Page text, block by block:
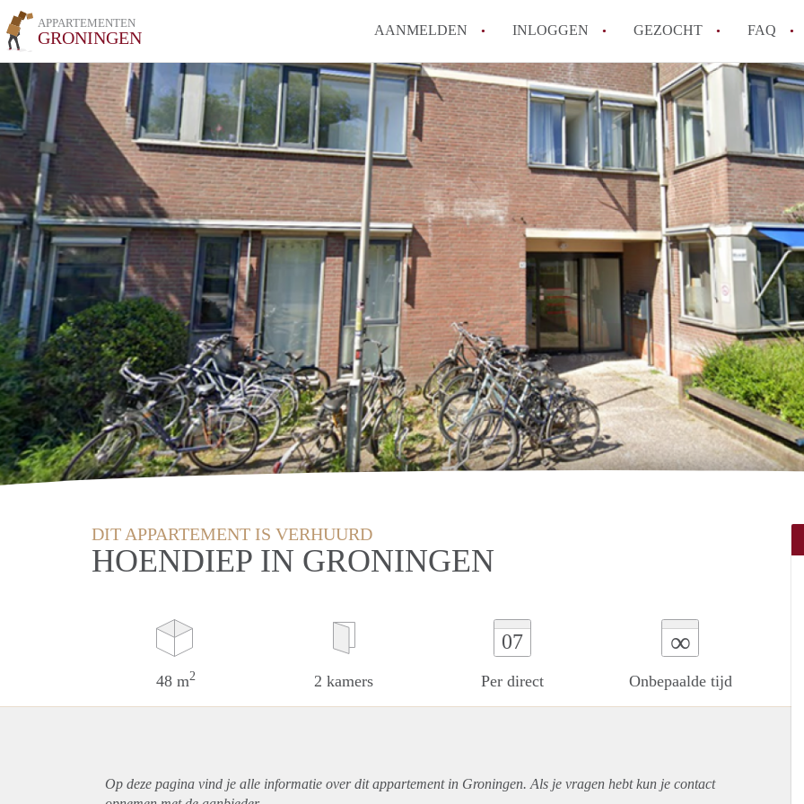
APPARTEMENTEN
GRONINGEN AANMELDEN INLOGGEN GEZOCHT FAQ
Hoe werkt Appartement Groningen
Hoeveel kost het om te reageren op een
How to translate AppartementGroningen?
Wat is AppartementenGroningen?
Wat is de privacyverklaring van
Alle veelgestelde vragen
DIT APPARTEMENT IS VERHUURD
HOENDIEP IN GRONINGEN
48 m2 2 kamers
07
Per direct
∞
Onbepaalde tijd
Op deze pagina vind je alle informatie over ditappartementin Groningen. Als je vragen hebt kun je contact